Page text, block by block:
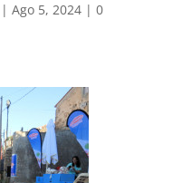
| Ago 5, 2024| 0